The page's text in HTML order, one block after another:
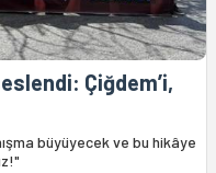
Çiğdem’i,
büyüyecek ve bu hikâye